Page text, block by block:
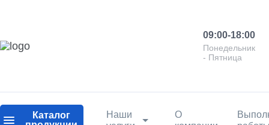
09:00-18:00
Понедельник
- Пятница
Каталог
Наши
О